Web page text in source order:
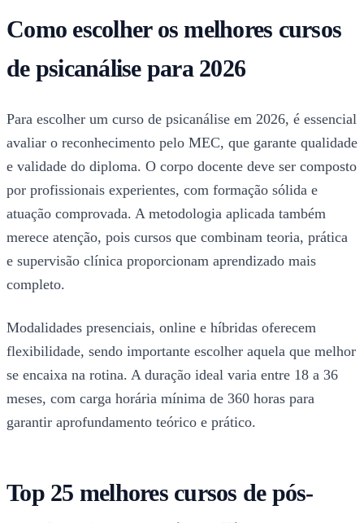
Como escolher os melhores cursos
de psicanálise para 2026
Para escolher um curso de psicanálise em 2026, é essencial
avaliar o reconhecimento pelo MEC, que garante qualidade
e validade do diploma. O corpo docente deve ser composto
por profissionais experientes, com formação sólida e
atuação comprovada. A metodologia aplicada também
merece atenção, pois cursos que combinam teoria, prática
e supervisão clínica proporcionam aprendizado mais
completo.
Modalidades presenciais, online e híbridas oferecem
flexibilidade, sendo importante escolher aquela que melhor
se encaixa na rotina. A duração ideal varia entre 18 a 36
meses, com carga horária mínima de 360 horas para
garantir aprofundamento teórico e prático.
Top 25 melhores cursos de pós-